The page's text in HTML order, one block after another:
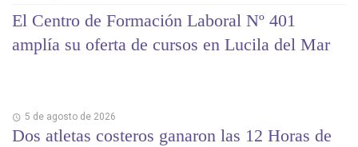
El Centro de Formación Laboral Nº 401
amplía su oferta de cursos en Lucila del Mar
5 de agosto de 2026
Dos atletas costeros ganaron las 12 Horas de